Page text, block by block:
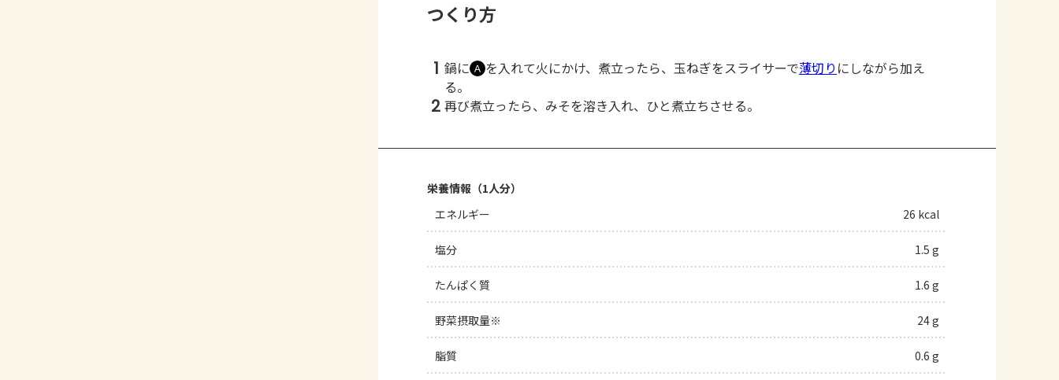
つくり方
1 鍋に Ａ を入れて火にかけ、煮立ったら、玉ねぎをスライサーで薄切り にしながら加え
る。
2 再び煮立ったら、みそを溶き入れ、ひと煮立ちさせる。
栄養情報（1人分）
エネルギー
26 kcal
塩分 1.5 g
たんぱく質 1.6 g
野菜摂取量※ 24 g
脂質 0.6 g